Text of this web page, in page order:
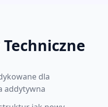
dla
addytywna